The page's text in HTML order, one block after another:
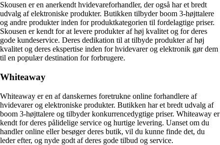
Skousen er en anerkendt hvidevareforhandler, der også har et bredt
udvalg af elektroniske produkter. Butikken tilbyder boom 3-højttalere
og andre produkter inden for produktkategorien til fordelagtige priser.
Skousen er kendt for at levere produkter af høj kvalitet og for deres
gode kundeservice. Deres dedikation til at tilbyde produkter af høj
kvalitet og deres ekspertise inden for hvidevarer og elektronik gør dem
til en populær destination for forbrugere.
Whiteaway
Whiteaway er en af danskernes foretrukne online forhandlere af
hvidevarer og elektroniske produkter. Butikken har et bredt udvalg af
boom 3-højttalere og tilbyder konkurrencedygtige priser. Whiteaway er
kendt for deres pålidelige service og hurtige levering. Uanset om du
handler online eller besøger deres butik, vil du kunne finde det, du
leder efter, og nyde godt af deres gode tilbud og service.